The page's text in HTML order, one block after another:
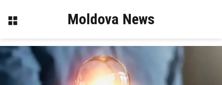
Меню Moldova News